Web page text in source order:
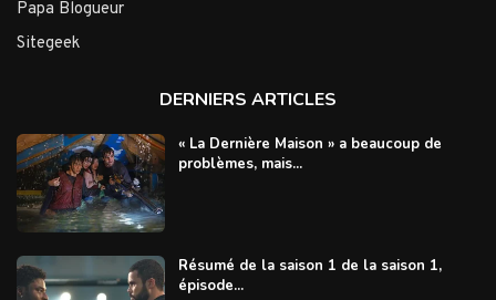
Papa Blogueur
Sitegeek
DERNIERS ARTICLES
« La Dernière Maison » a beaucoup de
problèmes, mais...
Résumé de la saison 1 de la saison 1,
épisode...